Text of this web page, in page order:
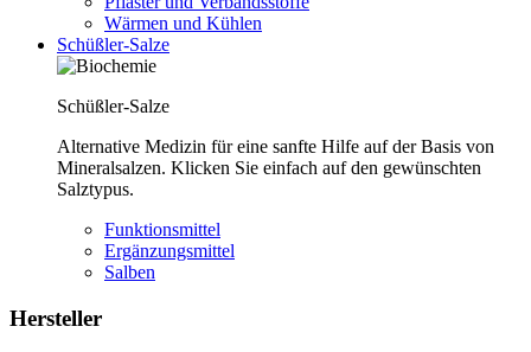
Wärmen und Kühlen
Schüßler-Salze
Schüßler-Salze
Alternative Medizin für eine sanfte Hilfe auf der Basis von
Mineralsalzen. Klicken Sie einfach auf den gewünschten
Salztypus.
Funktionsmittel
Ergänzungsmittel
Salben
Hersteller